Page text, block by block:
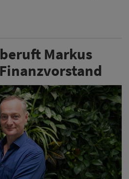
Markus